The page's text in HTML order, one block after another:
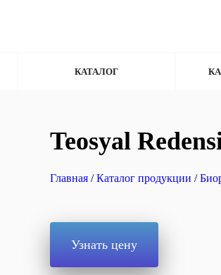
КАТАЛОГ
Teosyal
Главная /Каталог продукции /
Узнать цену